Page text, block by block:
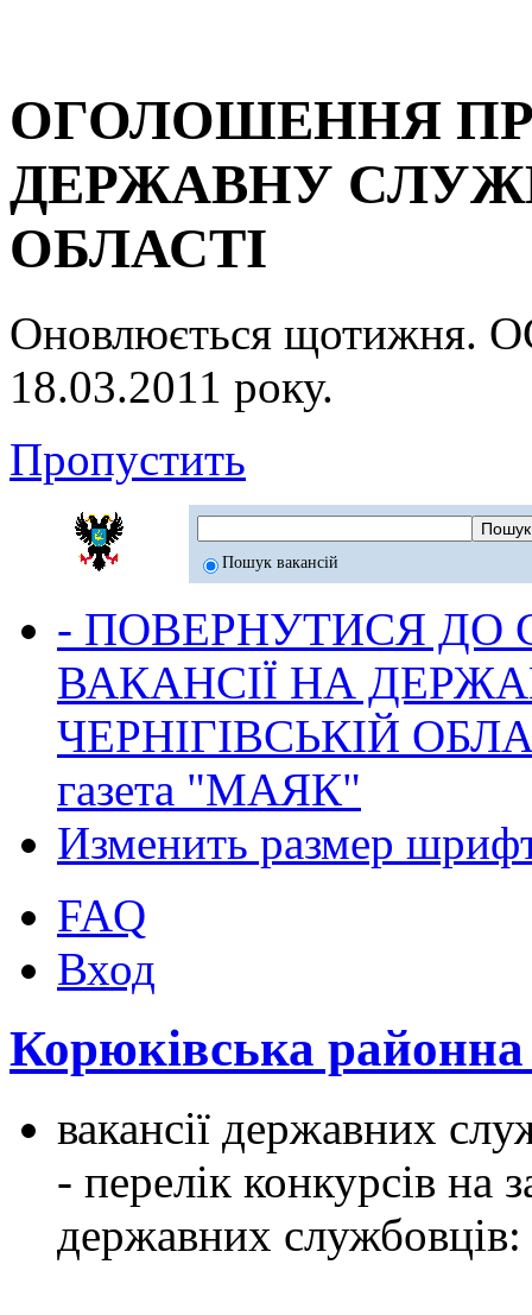
ОГОЛОШЕННЯ
ДЕРЖАВНУ
ОБЛАСТІ
Оновлюється
18.03.2011 року.
Пропустить
Пошук вакансій
- ПОВЕРНУТИСЯ ДО
ВАКАНСІЇ НА
ЧЕРНІГІВСЬКІЙ
газета "МАЯК"
Изменить размер
FAQ
Вход
Корюківська
вакансії державних
- перелік конкурсів на
державних службовців: